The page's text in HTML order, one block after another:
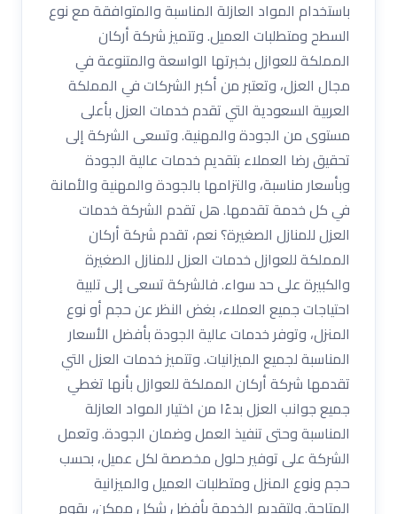
باستخدام المواد العازلة المناسبة والمتوافقة مع نوع
السطح ومتطلبات العميل. وتتميز شركة أركان
المملكة للعوازل بخبرتها الواسعة والمتنوعة في
مجال العزل، وتعتبر من أكبر الشركات في المملكة
العربية السعودية التي تقدم خدمات العزل بأعلى
مستوى من الجودة والمهنية. وتسعى الشركة إلى
تحقيق رضا العملاء بتقديم خدمات عالية الجودة
وبأسعار مناسبة، والتزامها بالجودة والمهنية والأمانة
في كل خدمة تقدمها. هل تقدم الشركة خدمات
العزل للمنازل الصغيرة؟ نعم، تقدم شركة أركان
المملكة للعوازل خدمات العزل للمنازل الصغيرة
والكبيرة على حد سواء. فالشركة تسعى إلى تلبية
احتياجات جميع العملاء، بغض النظر عن حجم أو نوع
المنزل، وتوفر خدمات عالية الجودة بأفضل الأسعار
المناسبة لجميع الميزانيات. وتتميز خدمات العزل التي
تقدمها شركة أركان المملكة للعوازل بأنها تغطي
جميع جوانب العزل بدءًا من اختيار المواد العازلة
المناسبة وحتى تنفيذ العمل وضمان الجودة. وتعمل
الشركة على توفير حلول مخصصة لكل عميل، بحسب
حجم ونوع المنزل ومتطلبات العميل والميزانية
المتاحة. ولتقديم الخدمة بأفضل شكل ممكن، يقوم